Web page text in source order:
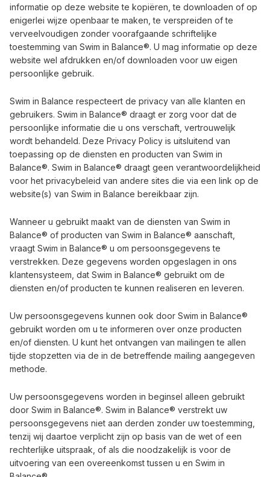
informatie op deze website te kopiëren, te downloaden of op
enigerlei wijze openbaar te maken, te verspreiden of te
verveelvoudigen zonder voorafgaande schriftelijke
toestemming van Swim in Balance®. U mag informatie op deze
website wel afdrukken en/of downloaden voor uw eigen
persoonlijke gebruik.
Swim in Balance respecteert de privacy van alle klanten en
gebruikers. Swim in Balance® draagt er zorg voor dat de
persoonlijke informatie die u ons verschaft, vertrouwelijk
wordt behandeld. Deze Privacy Policy is uitsluitend van
toepassing op de diensten en producten van Swim in
Balance®. Swim in Balance® draagt geen verantwoordelijkheid
voor het privacybeleid van andere sites die via een link op de
website(s) van Swim in Balance bereikbaar zijn.
Wanneer u gebruikt maakt van de diensten van Swim in
Balance® of producten van Swim in Balance® aanschaft,
vraagt Swim in Balance® u om persoonsgegevens te
verstrekken. Deze gegevens worden opgeslagen in ons
klantensysteem, dat Swim in Balance® gebruikt om de
diensten en/of producten te kunnen realiseren en leveren.
Uw persoonsgegevens kunnen ook door Swim in Balance®
gebruikt worden om u te informeren over onze producten
en/of diensten. U kunt het ontvangen van mailingen te allen
tijde stopzetten via de in de betreffende mailing aangegeven
methode.
Uw persoonsgegevens worden in beginsel alleen gebruikt
door Swim in Balance®. Swim in Balance® verstrekt uw
persoonsgegevens niet aan derden zonder uw toestemming,
tenzij wij daartoe verplicht zijn op basis van de wet of een
rechterlijke uitspraak, of als die noodzakelijk is voor de
uitvoering van een overeenkomst tussen u en Swim in